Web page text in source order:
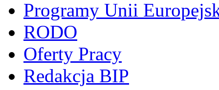
Programy Unii
RODO
Oferty Pracy
Redakcja BIP